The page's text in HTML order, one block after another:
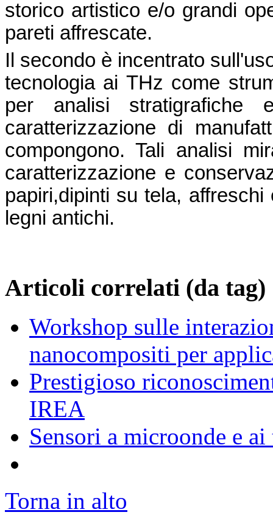
storico artistico e/o grandi
pareti affrescate.
Il secondo è incentrato
tecnologia ai THz come
per analisi stratigrafiche
caratterizzazione di
compongono. Tali analisi
caratterizzazione e
papiri,dipinti su tela,
legni antichi.
Articoli correlati (da tag)
Workshop sulle
nanocompositi per
Prestigioso
IREA
Sensori a microonde e ai
Torna in alto